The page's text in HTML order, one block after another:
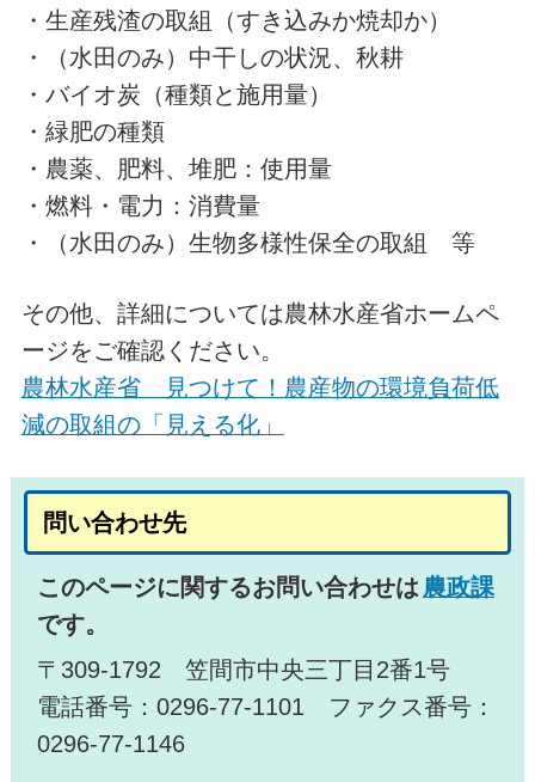
・生産残渣の取組（すき込みか焼却か）
・（水田のみ）中干しの状況、秋耕
・バイオ炭（種類と施用量）
・緑肥の種類
・農薬、肥料、堆肥：使用量
・燃料・電力：消費量
・（水田のみ）生物多様性保全の取組 等
その他、詳細については農林水産省ホームペ
ージをご確認ください。
農林水産省 見つけて！農産物の環境負荷低
減の取組の「見える化」
問い合わせ先
このページに関するお問い合わせは 農政課
です。
〒309-1792 笠間市中央三丁目2番1号
電話番号：0296-77-1101 ファクス番号：
0296-77-1146